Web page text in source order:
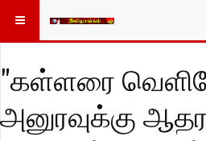
"கள்ளரை
அனுரவுக்கு